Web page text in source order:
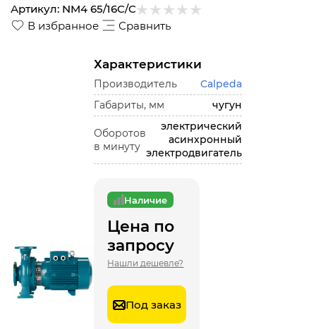
В избранное Сравнить
Артикул: NM4 65/16C/C
Характеристики
Производитель
Calpeda
Габариты, мм
чугун
Оборотов
в минуту
электрический
асинхронный
электродвигатель
Наличие
Цена по
запросу
Нашли дешевле?
Под заказ